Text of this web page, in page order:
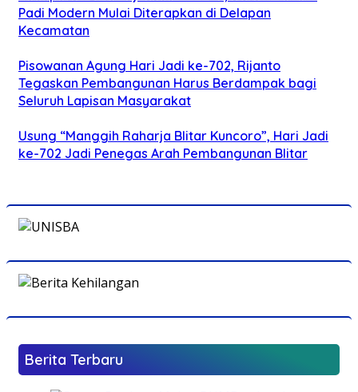
Padi Modern Mulai Diterapkan di Delapan
Kecamatan
Pisowanan Agung Hari Jadi ke-702, Rijanto
Tegaskan Pembangunan Harus Berdampak bagi
Seluruh Lapisan Masyarakat
Usung “Manggih Raharja Blitar Kuncoro”, Hari Jadi
ke-702 Jadi Penegas Arah Pembangunan Blitar
Berita Terbaru